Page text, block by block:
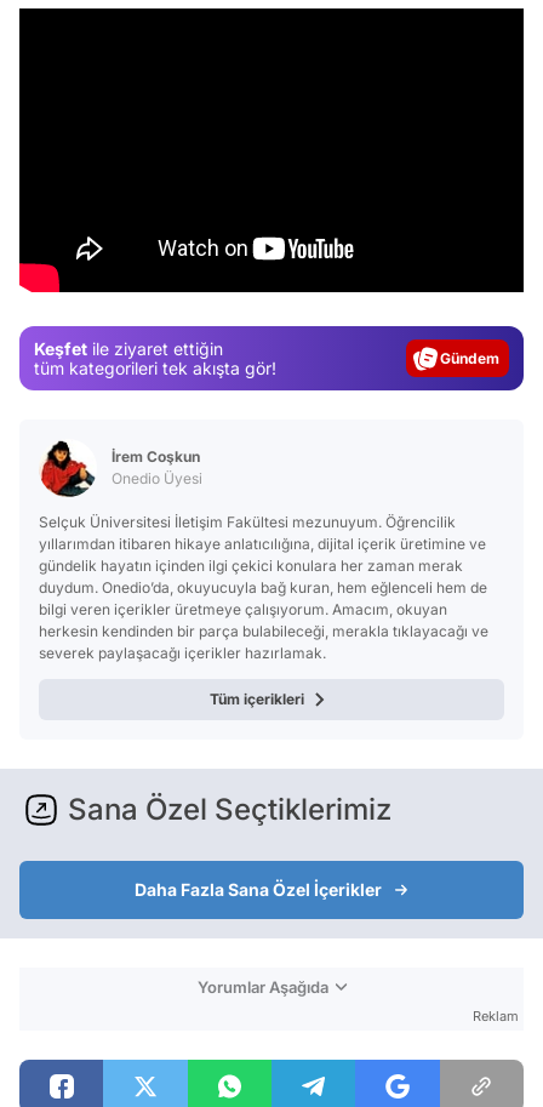
Keşfet ile ziyaret ettiğin
tüm kategorileri tek akışta gör!
Gündem
İrem Coşkun
Onedio Üyesi
Selçuk Üniversitesi İletişim Fakültesi mezunuyum. Öğrencilik
yıllarımdan itibaren hikaye anlatıcılığına, dijital içerik üretimine ve
gündelik hayatın içinden ilgi çekici konulara her zaman merak
duydum. Onedio’da, okuyucuyla bağ kuran, hem eğlenceli hem de
bilgi veren içerikler üretmeye çalışıyorum. Amacım, okuyan
herkesin kendinden bir parça bulabileceği, merakla tıklayacağı ve
severek paylaşacağı içerikler hazırlamak.
Tüm içerikleri
Sana Özel Seçtiklerimiz
Daha Fazla Sana Özel İçerikler
Yorumlar Aşağıda
Reklam